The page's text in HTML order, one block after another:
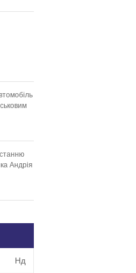
Андрія
Нд